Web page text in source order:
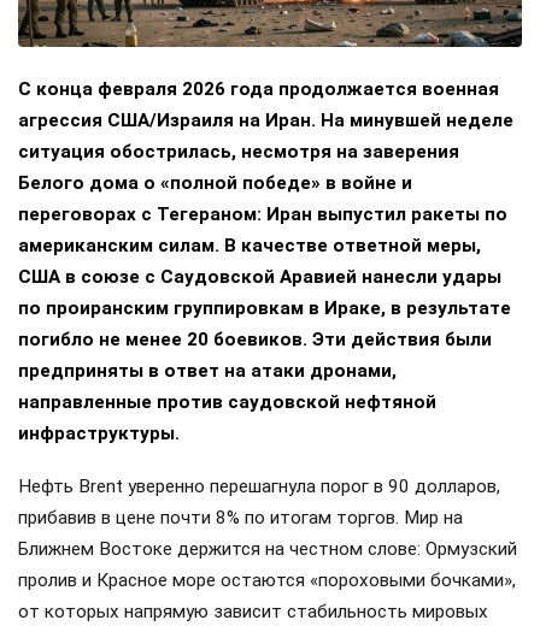
С конца февраля 2026 года продолжается военная
агрессия США/Израиля на Иран. На минувшей неделе
ситуация обострилась, несмотря на заверения
Белого дома о «полной победе» в войне и
переговорах с Тегераном: Иран выпустил ракеты по
американским силам. В качестве ответной меры,
США в союзе с Саудовской Аравией нанесли удары
по проиранским группировкам в Ираке, в результате
погибло не менее 20 боевиков. Эти действия были
предприняты в ответ на атаки дронами,
направленные против саудовской нефтяной
инфраструктуры.
Нефть Brent уверенно перешагнула порог в 90 долларов,
прибавив в цене почти 8% по итогам торгов. Мир на
Ближнем Востоке держится на честном слове: Ормузский
пролив и Красное море остаются «пороховыми бочками»,
от которых напрямую зависит стабильность мировых